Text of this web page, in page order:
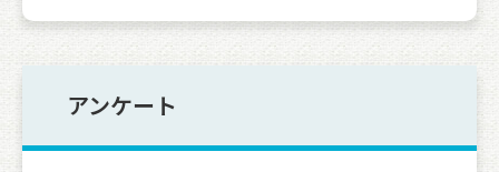
アンケート